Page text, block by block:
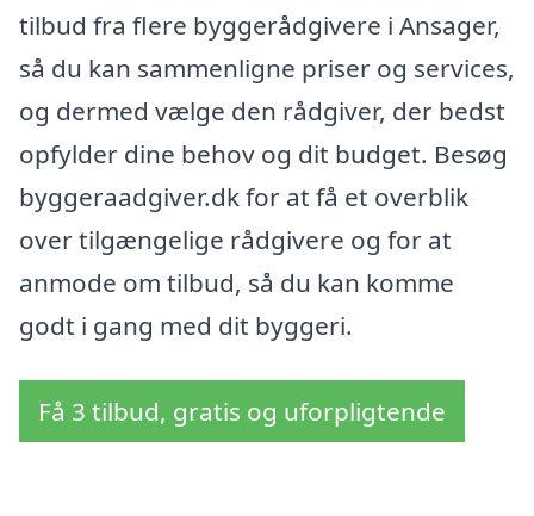
tilbud fra flere byggerådgivere i Ansager,
så du kan sammenligne priser og services,
og dermed vælge den rådgiver, der bedst
opfylder dine behov og dit budget. Besøg
byggeraadgiver.dk for at få et overblik
over tilgængelige rådgivere og for at
anmode om tilbud, så du kan komme
godt i gang med dit byggeri.
Få 3 tilbud, gratis og uforpligtende